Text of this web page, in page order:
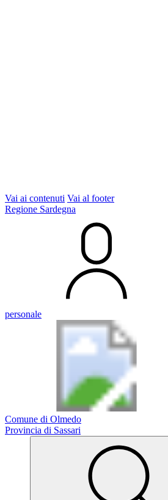
Vai ai contenuti Vai al footer
Regione Sardegna
personale
Comune di Olmedo
Provincia di Sassari